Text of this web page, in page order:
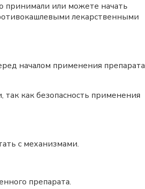
принимали или можете начать
лекарственными
началом применения препарата
как безопасность применения
с механизмами.
препарата.